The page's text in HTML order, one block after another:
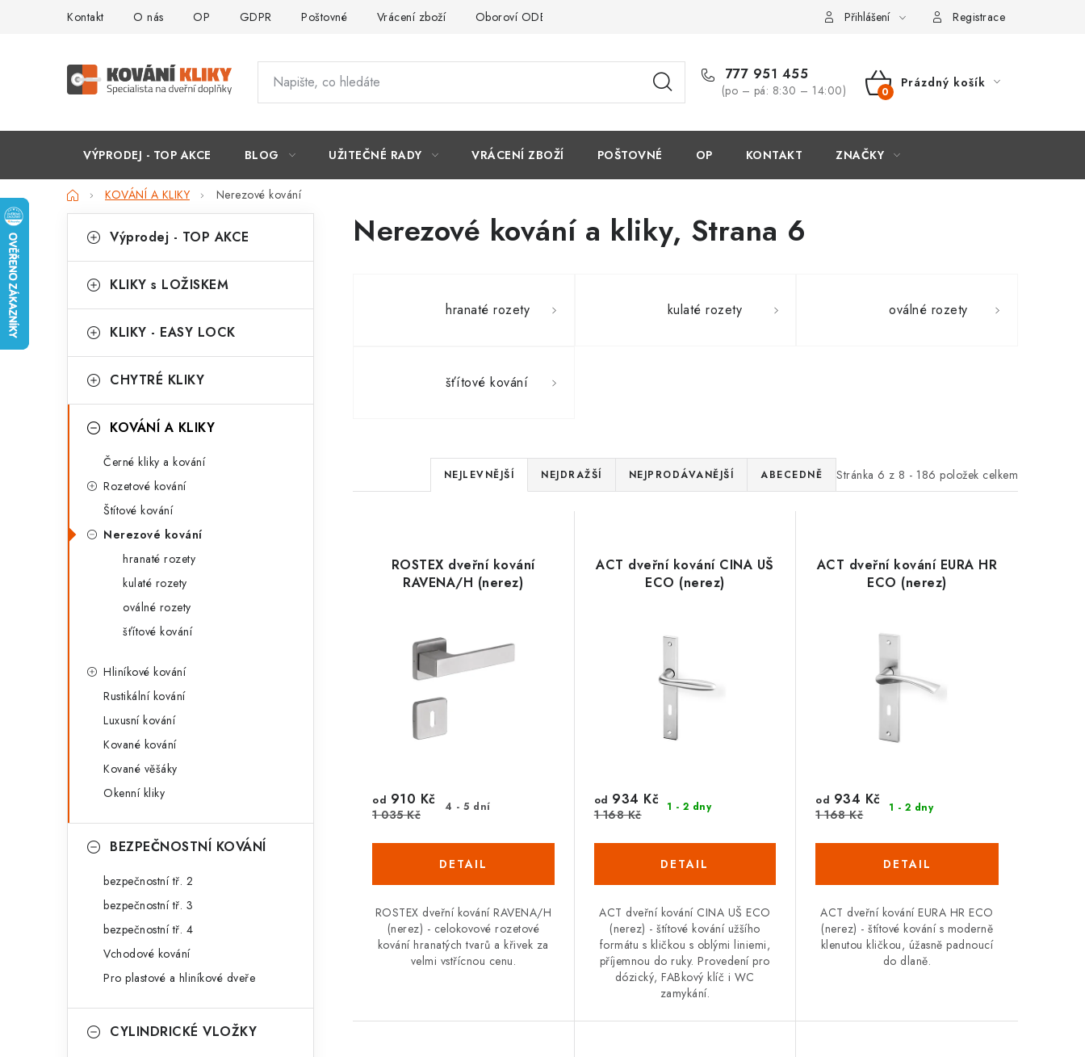
Kontakt O nás OP GDPR Poštovné Vrácení zboží Oboroví ODBORNÍCI Přihlášení Registrace
777 951 455
(po – pá: 8:30 – 14:00)
NÁKUPNÍ
Prázdný košík
VÝPRODEJ - TOP AKCE BLOG UŽITEČNÉ RADY VRÁCENÍ ZBOŽÍ POŠTOVNÉ OP KONTAKT ZNAČKY
DomůKOVÁNÍ A KLIKY Nerezové kování
o
t
r
n
a
kategorie
a
e
o
i
Výprodej - TOP AKCE
KLIKY s LOŽISKEM
KLIKY - EASY LOCK
CHYTRÉ KLIKY
KOVÁNÍ A KLIKY
Černé kliky a kování
Rozetové kování
Štítové kování
Nerezové kování
hranaté rozety
kulaté rozety
oválné rozety
šťítové kování
Hliníkové kování
Rustikální kování
Luxusní kování
Kované kování
Kované věšáky
Okenní kliky
BEZPEČNOSTNÍ KOVÁNÍ
bezpečnostní tř. 2
bezpečnostní tř. 3
bezpečnostní tř. 4
Vchodové kování
Pro plastové a hliníkové dveře
CYLINDRICKÉ VLOŽKY
Nerezové kování a kliky, Strana 6
hranaté rozety kulaté rozety oválné rozety
šťítové kování
Stránka 6 z 8 - 186 položek celkem
Ř
a
e
n
p
r
o
d
k
t
ů
NEJLEVNĚJŠÍ NEJDRAŽŠÍ NEJPRODÁVANĚJŠÍ ABECEDNĚ
ROSTEX dveřní kování
RAVENA/H (nerez)
4 - 5 dní
od 910 Kč
1 035 Kč
ROSTEX dveřní kování RAVENA/H
(nerez) - celokovové rozetové
kování hranatých tvarů a křivek za
velmi vstřícnou cenu.
ACT dveřní kování CINA UŠ
ECO (nerez)
1 - 2 dny
od 934 Kč
1 168 Kč
ACT dveřní kování CINA UŠ ECO
(nerez) - štítové kování užšího
formátu s kličkou s oblými liniemi,
příjemnou do ruky. Provedení pro
dózický, FABkový klíč i WC
zamykání.
ACT dveřní kování EURA HR
ECO (nerez)
1 - 2 dny
od 934 Kč
1 168 Kč
ACT dveřní kování EURA HR ECO
(nerez) - štítové kování s moderně
klenutou kličkou, úžasně padnoucí
do dlaně.